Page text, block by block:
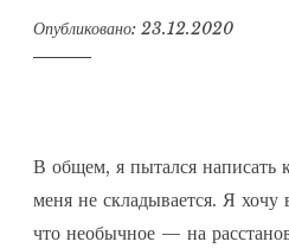
Опубликовано: 23.12.2020
В общем, я пытался написать
меня не складывается. Я хочу
что необычное — на